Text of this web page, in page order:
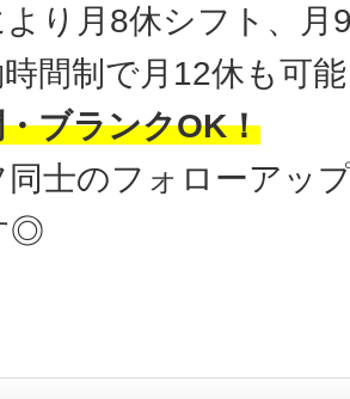
より月8休シフト、
時間制で月12休も可
ブランクOK！
同士のフォローアッ
◎